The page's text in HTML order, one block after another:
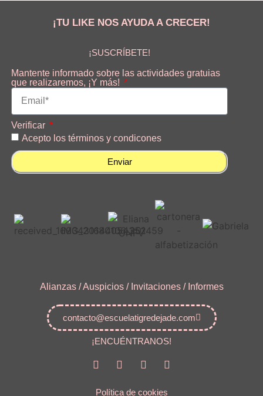
¡TU LIKE NOS AYUDA A CRECER!
¡SUSCRÍBETE!
Mantente informado sobre las actividades gratuias
que realizaremos, ¡Y más!
Verificar
Acepto los términos y condicones
Enviar
Alianzas / Auspicios / Invitaciones / Informes
contacto@escuelatigredejade.com
¡ENCUÉNTRANOS!
Política de cookies